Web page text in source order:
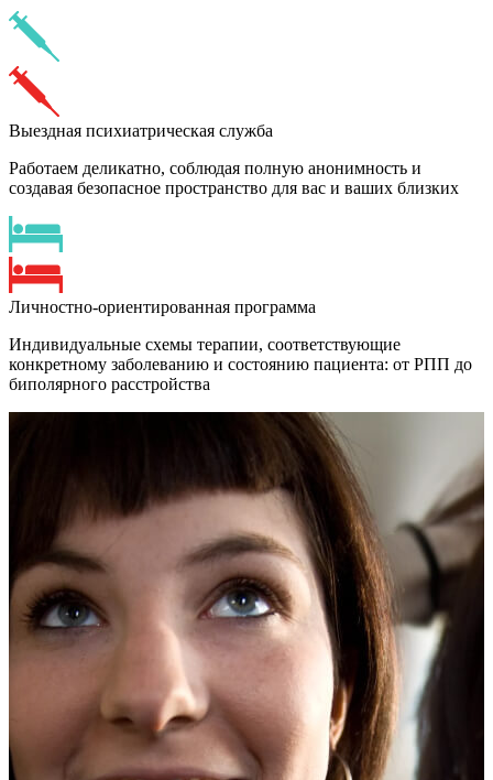
Выездная психиатрическая служба
Работаем деликатно, соблюдая полную анонимность и
создавая безопасное пространство для вас и ваших близких
Личностно-ориентированная программа
Индивидуальные схемы терапии, соответствующие
конкретному заболеванию и состоянию пациента: от РПП до
биполярного расстройства